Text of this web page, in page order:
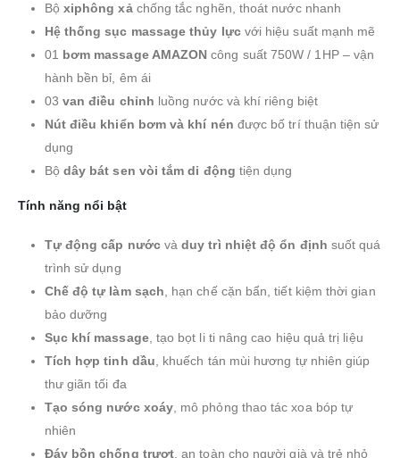
Bộ xiphông xảchống tắc nghẽn, thoát nước nhanh
Hệ thống sục massage thủy lựcvới hiệu suất mạnh mẽ
01 bơm massage AMAZON công suất 750W / 1HP – vận
hành bền bỉ, êm ái
03 van điều chỉnh luồng nước và khí riêng biệt
Nút điều khiển bơm và khí nén được bố trí thuận tiện sử
dụng
Bộ dây bát sen vòi tắm di động tiện dụng
Tính năng nổi bật
Tự động cấp nướcvàduy trì nhiệt độ ổn định suốt quá
trình sử dụng
Chế độ tự làm sạch , hạn chế cặn bẩn, tiết kiệm thời gian
bảo dưỡng
Sục khí massage, tạo bọt li ti nâng cao hiệu quả trị liệu
Tích hợp tinh dầu , khuếch tán mùi hương tự nhiên giúp
thư giãn tối đa
Tạo sóng nước xoáy, mô phỏng thao tác xoa bóp tự
nhiên
Đáy bồn chống trượt , an toàn cho người già và trẻ nhỏ